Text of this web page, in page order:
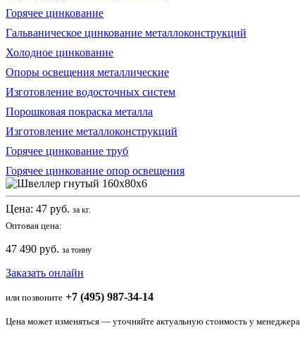
Горячее цинкование
Гальваническое цинкование металлоконструкций
Холодное цинкование
Опоры освещения металлические
Изготовление водосточных систем
Порошковая покраска металла
Изготовление металлоконструкций
Горячее цинкование труб
Горячее цинкование опор освещения
Цена: 47 руб. за кг.
Оптовая цена:
47 490 руб. за тонну
Заказать онлайн
или позвоните +7 (495) 987-34-14
Цена может изменяться — уточняйте актуальную стоимость у менеджера.